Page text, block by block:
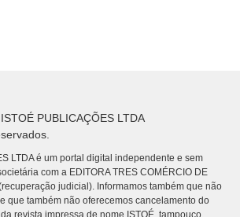
PUBLICAÇÕES LTDA
LTDA é um portal digital independente e sem
com a EDITORA TRES COMÉRCIO DE
judicial). Informamos também que não
que também não oferecemos cancelamento do
revista impressa de nome ISTOÉ, tampouco